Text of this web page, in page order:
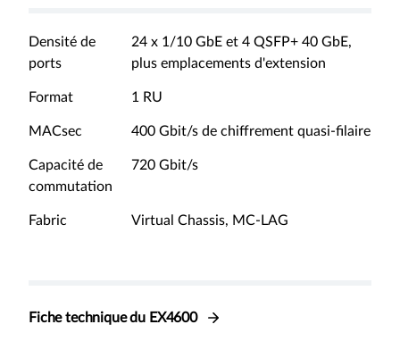
Densité de
ports
24 x 1/10 GbE et 4 QSFP+ 40 GbE,
plus emplacements d'extension
Format 1 RU
MACsec 400 Gbit/s de chiffrement quasi-filaire
Capacité de
commutation
720 Gbit/s
Fabric Virtual Chassis, MC-LAG
Fiche technique du EX4600